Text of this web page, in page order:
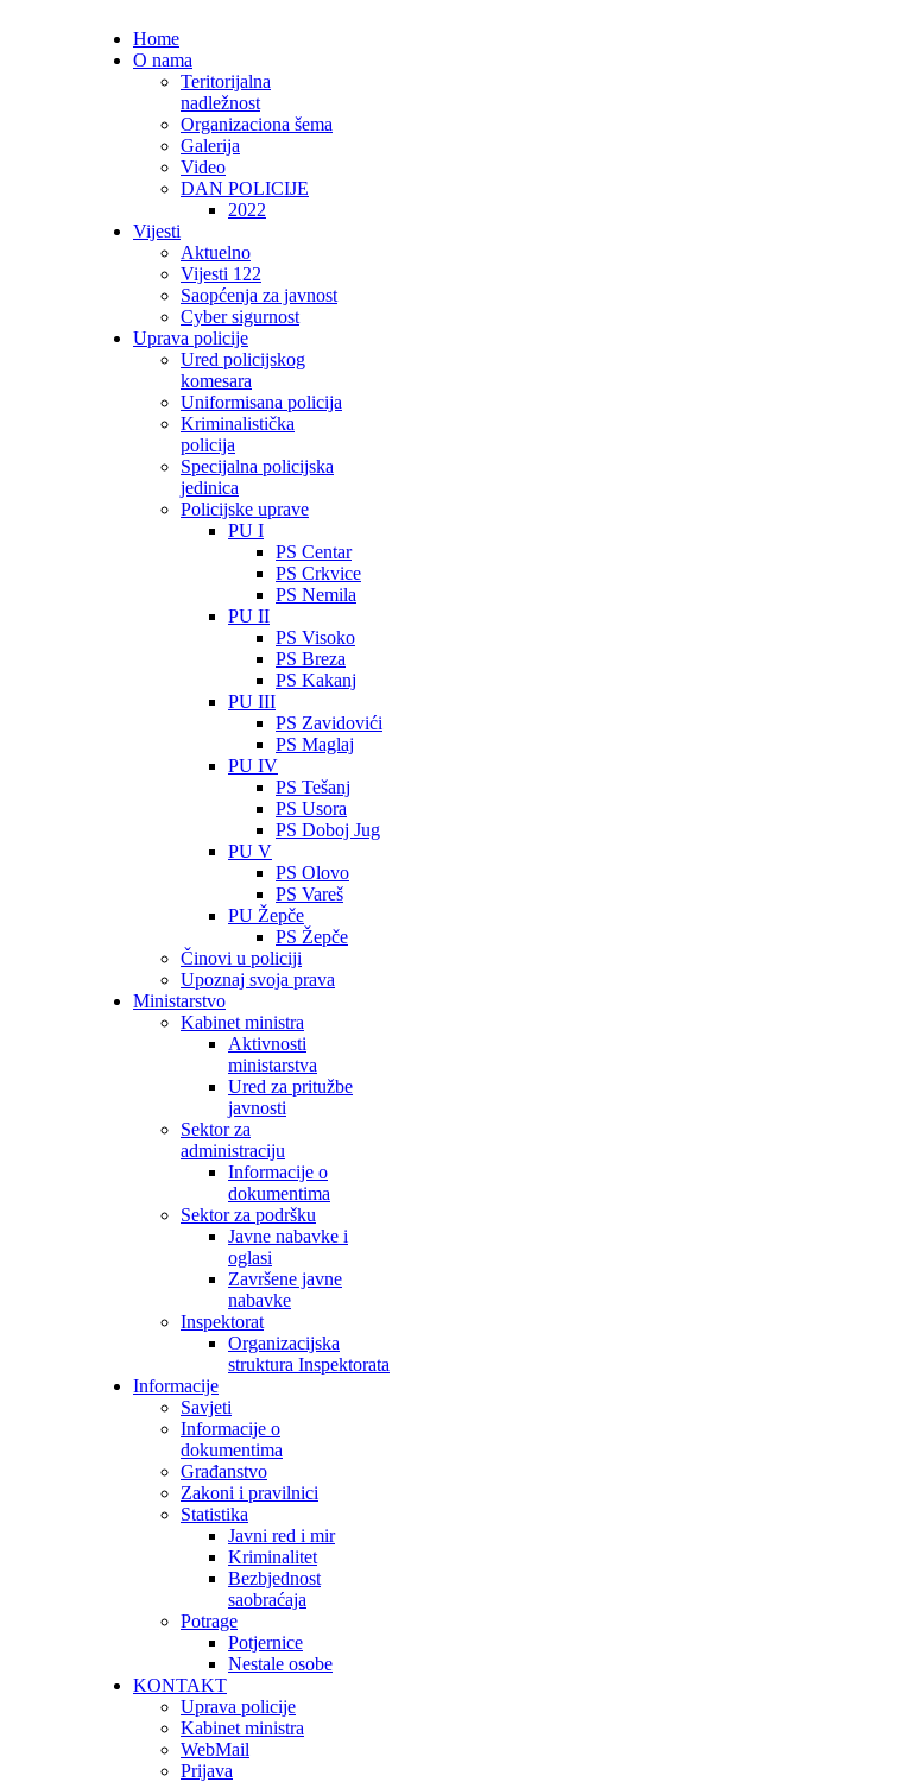
Home
O nama
Teritorijalna
nadležnost
Organizaciona šema
Galerija
Video
DAN POLICIJE
2022
Vijesti
Aktuelno
Vijesti 122
Saopćenja za javnost
Cyber sigurnost
Uprava policije
Ured policijskog
komesara
Uniformisana policija
Kriminalistička
policija
Specijalna policijska
jedinica
Policijske uprave
PU I
PS Centar
PS Crkvice
PS Nemila
PU II
PS Visoko
PS Breza
PS Kakanj
PU III
PS Zavidovići
PS Maglaj
PU IV
PS Tešanj
PS Usora
PS Doboj Jug
PU V
PS Olovo
PS Vareš
PU Žepče
PS Žepče
Činovi u policiji
Upoznaj svoja prava
Ministarstvo
Kabinet ministra
Aktivnosti
ministarstva
Ured za pritužbe
javnosti
Sektor za
administraciju
Informacije o
dokumentima
Sektor za podršku
Javne nabavke i
oglasi
Završene javne
nabavke
Inspektorat
Organizacijska
struktura Inspektorata
Informacije
Savjeti
Informacije o
dokumentima
Građanstvo
Zakoni i pravilnici
Statistika
Javni red i mir
Kriminalitet
Bezbjednost
saobraćaja
Potrage
Potjernice
Nestale osobe
KONTAKT
Uprava policije
Kabinet ministra
WebMail
Prijava